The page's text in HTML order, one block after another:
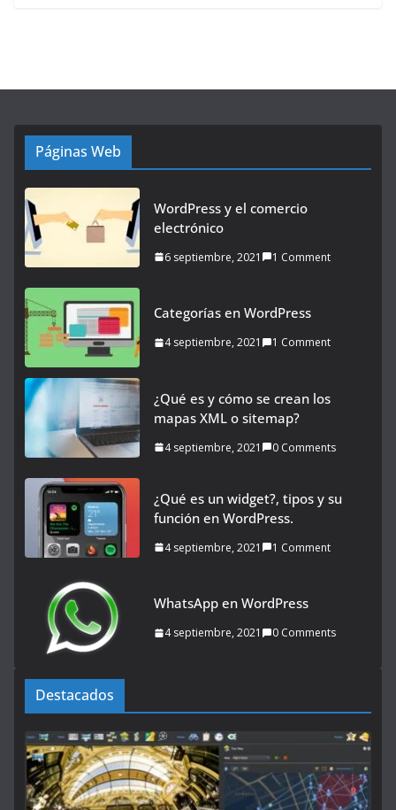
Páginas Web
WordPress y el comercio
electrónico
6 septiembre, 2021 1 Comment
Categorías en WordPress
4 septiembre, 2021 1 Comment
¿Qué es y cómo se crean los
mapas XML o sitemap?
4 septiembre, 2021 0 Comments
¿Qué es un widget?, tipos y su
función en WordPress.
4 septiembre, 2021 1 Comment
WhatsApp en WordPress
4 septiembre, 2021 0 Comments
Destacados